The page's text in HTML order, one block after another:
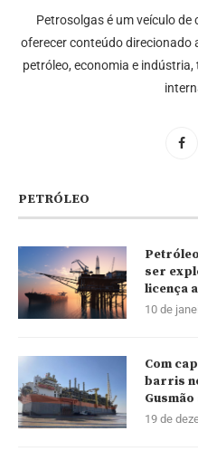
Petrosolgas é um veículo
oferecer conteúdo direcionado
petróleo, economia e
PETRÓLEO
ser
licença
10 de
Com
barris
19 de